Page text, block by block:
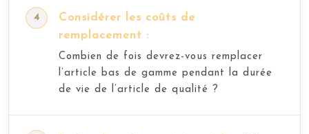
Considérer les coûts de
remplacement :
Combien de fois devrez-vous remplacer
l’article bas de gamme pendant la durée
de vie de l’article de qualité ?